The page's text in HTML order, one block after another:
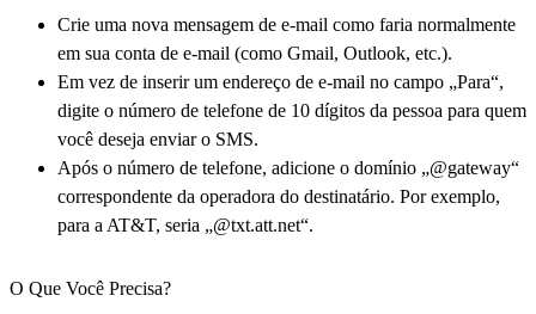
Crie uma nova mensagem de e-mail como faria normalmente
em sua conta de e-mail (como Gmail, Outlook, etc.).
Em vez de inserir um endereço de e-mail no campo „Para“,
digite o número de telefone de 10 dígitos da pessoa para quem
você deseja enviar o SMS.
Após o número de telefone, adicione o domínio „@gateway“
correspondente da operadora do destinatário. Por exemplo,
para a AT&T, seria „@txt.att.net“.
O Que Você Precisa?